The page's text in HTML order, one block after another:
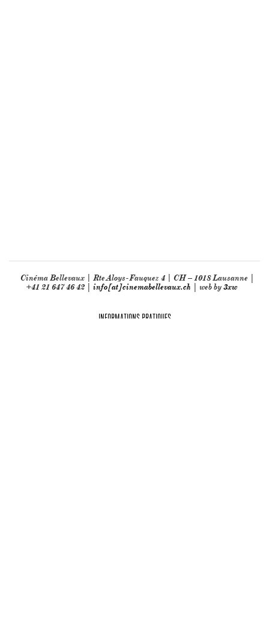
Cinéma Bellevaux | Rte Aloys-Fauquez 4 | CH – 1018 Lausanne |
+41 21 647 46 42 | info[at]cinemabellevaux.ch | web by3xw
INFORMATIONS PRATIQUES